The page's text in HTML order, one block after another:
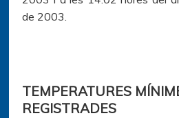
de 2003.
TEMPERATURES
REGISTRADES